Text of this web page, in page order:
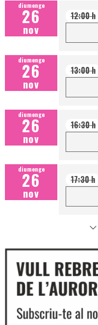
diumenge
26
nov
12:00 h
diumenge
26
nov
13:00 h
diumenge
26
nov
16:30 h
diumenge
26
nov
17:30 h